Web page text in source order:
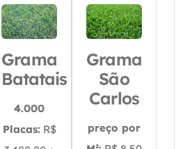
Grama
Batatais
4.000
Placas: R$
Grama
São
Carlos
preço por